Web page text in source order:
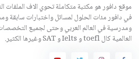
موقع دافور هو مكتبة متكاملة تحوي الاف الملفات
في دافور مئات الحلول لمسائل واختبارات سابقة
ومدرسية في العالم العربي وحتى لجميع التخصصات
العالمية كال toefl و Ielts و SAT وغيرها الكثير.